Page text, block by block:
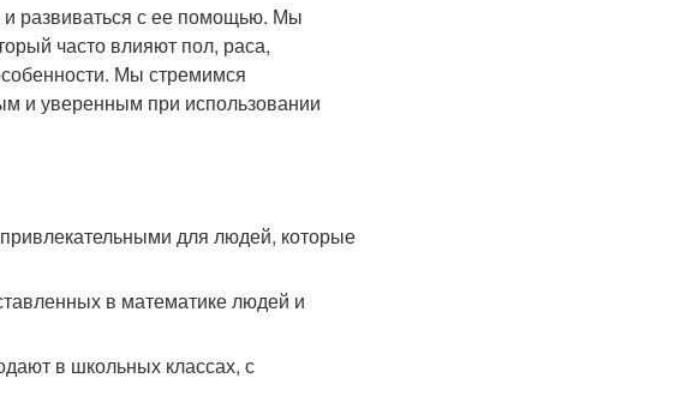
развиваться с ее помощью. Мы
часто влияют пол, раса,
Мы стремимся
и уверенным при использовании
для людей, которые
в математике людей и
в школьных классах, с